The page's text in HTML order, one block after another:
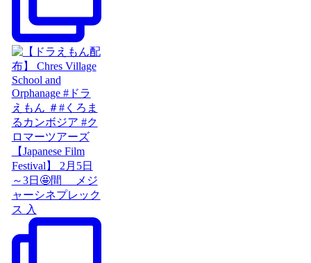
【Japanese Film
Festival】 2月5日
～3日🤩間 メジ
ャーシネプレック
ス 入